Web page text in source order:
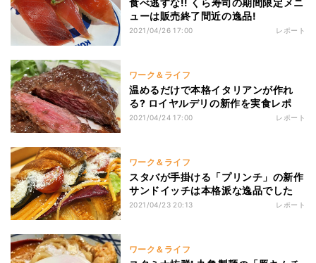
食べ逃すな!! くら寿司の期間限定メニ
ューは販売終了間近の逸品!
2021/04/26 17:00 レポート
ワーク＆ライフ
温めるだけで本格イタリアンが作れ
る? ロイヤルデリの新作を実食レポ
2021/04/24 17:00 レポート
ワーク＆ライフ
スタバが手掛ける「プリンチ」の新作
サンドイッチは本格派な逸品でした
2021/04/23 20:13 レポート
ワーク＆ライフ